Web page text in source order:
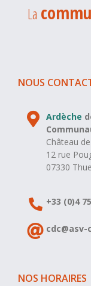
La
NOUS
Ardèche
Château
12 rue
07330
+33 (0)4
NOS HORAIRES